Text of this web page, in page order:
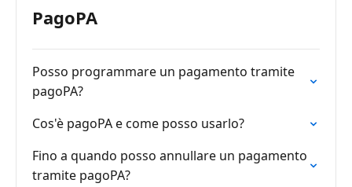
PagoPA
Posso programmare un pagamento tramite
pagoPA?
Cos'è pagoPA e come posso usarlo?
Fino a quando posso annullare un pagamento
tramite pagoPA?